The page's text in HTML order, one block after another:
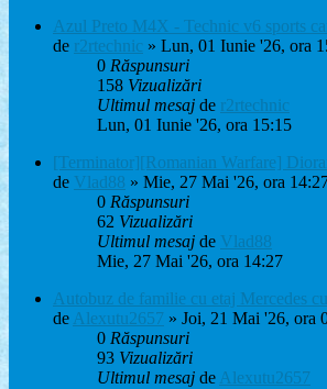
Azul Preto M4X - Technic v6 sports
de r2rtechnic » Lun, 01 Iunie '26, ora
0 Răspunsuri
158 Vizualizări
Ultimul mesaj de r2rtechnic
Lun, 01 Iunie '26, ora 15:15
[Terminator][Romanian Warfare]
de Vlad88 » Mie, 27 Mai '26, ora
0 Răspunsuri
62 Vizualizări
Ultimul mesaj de Vlad88
Mie, 27 Mai '26, ora 14:27
Autobuz de familie cu etaj Mercedes
de Alexutu2657 » Joi, 21 Mai '26, ora
0 Răspunsuri
93 Vizualizări
Ultimul mesaj de Alexutu2657